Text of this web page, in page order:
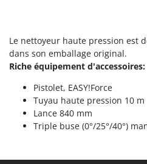
More than chef
MOSA
MOVA
Mowox
MTD
Le nettoyeur haute pression est
dans son emballage original.
Riche équipement d'accessoires:
Pistolet, EASY!Force
Tuyau haute pression 10 m
Lance 840 mm
Triple buse (0°/25°/40°)